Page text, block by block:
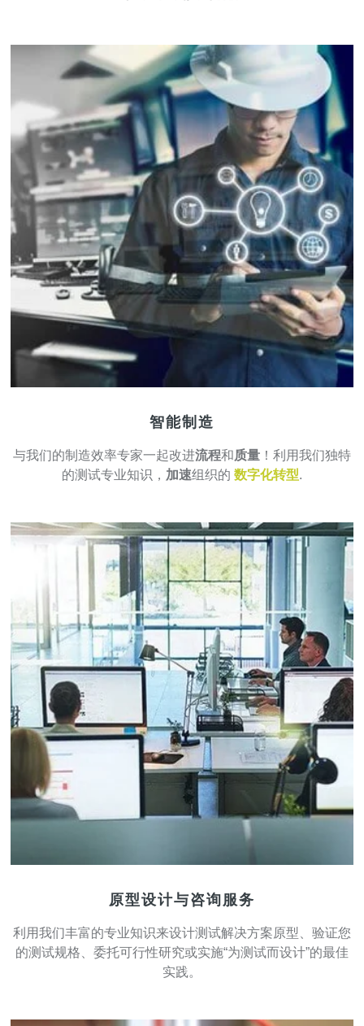
智能制造
与我们的制造效率专家一起改进流程和质量！利用我们独特
的测试专业知识， 加速组织的 数字化转型.
原型设计与咨询服务
利用我们丰富的专业知识来设计测试解决方案原型、验证您
的测试规格、委托可行性研究或实施“为测试而设计”的最佳
实践。